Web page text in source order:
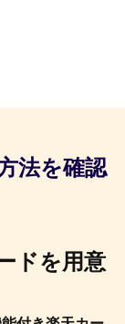
法を確認
ドを用意